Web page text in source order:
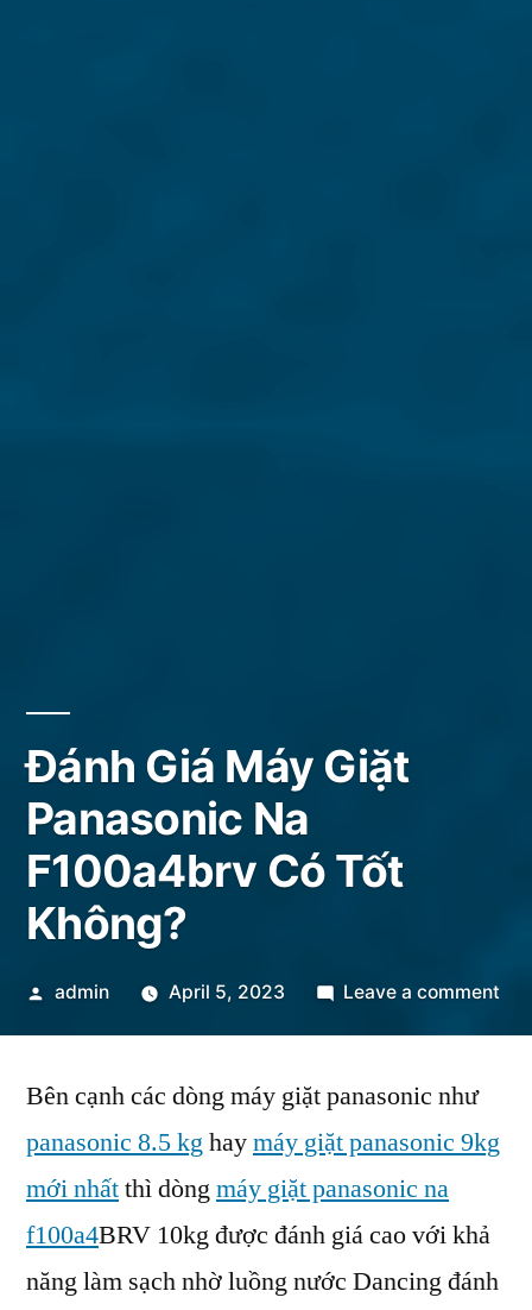
Đánh Giá Máy Giặt
Panasonic Na
F100a4brv Có Tốt
Không?
Posted
admin April 5, 2023 Leave a comment
Bên cạnh các dòng máy giặt panasonic như
panasonic 8.5 kghaymáy giặt panasonic 9kg
mới nhấtthì dòngmáy giặt panasonic na
f100a4BRV 10kg được đánh giá cao với khả
năng làm sạch nhờ luồng nước Dancing đánh